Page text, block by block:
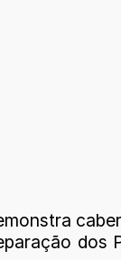
dos